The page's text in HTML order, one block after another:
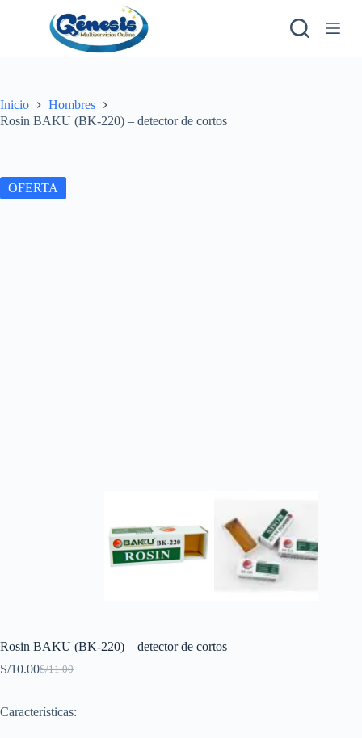
a
l
t
e
n
Inicio
Hombres
Rosin BAKU (BK-220) – detector de cortos
OFERTA
Rosin BAKU (BK-220) – detector de cortos
S/11.00
Original
was:
S/11.00.
S/10.00Current
is:
S/10.00.
Características: